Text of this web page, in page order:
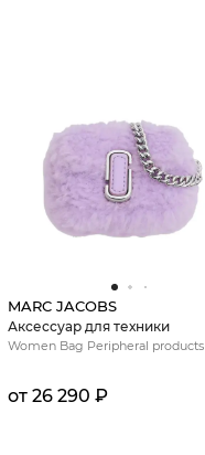
MARC JACOBS
Аксессуар для техники
Women Bag Peripheral products
от 26 290 ₽